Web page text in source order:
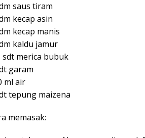
saus tiram
kecap asin
kecap manis
kaldu jamur
sdt merica bubuk
garam
ml air
tepung maizena
memasak: